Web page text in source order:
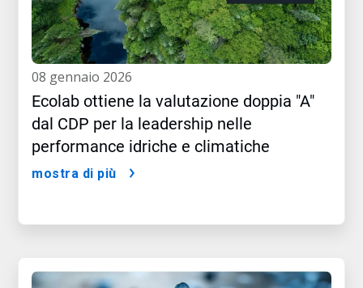
08 gennaio 2026
Ecolab ottiene la valutazione doppia "A"
dal CDP per la leadership nelle
performance idriche e climatiche
mostra di più